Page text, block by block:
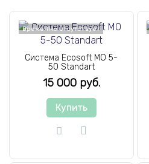
Временно отсутствует
Система Ecosoft MO 5-
50 Standart
15 000 руб.
Купить